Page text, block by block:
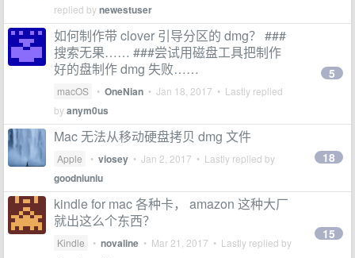
replied bynewestuser
如何制作带 clover 引导分区的 dmg？ ###
搜索无果…… ###尝试用磁盘工具把制作
好的盘制作 dmg 失败……
macOS • OneNian • Jan 18, 2017 • Lastly replied
byanym0us
5
Mac 无法从移动硬盘拷贝 dmg 文件
Apple • viosey • Jan 2, 2017 • Lastly replied by
goodniuniu
18
kindle for mac 各种卡， amazon 这种大厂
就出这么个东西？
Kindle • novaline • Mar 21, 2017 • Lastly replied by
15